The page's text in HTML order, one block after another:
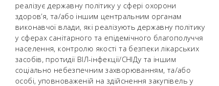
реалізує державну політику у сфері охорони
здоров’я, та/або іншим центральним органам
виконавчої влади, які реалізують державну політику
у сферах санітарного та епідемічного благополуччя
населення, контролю якості та безпеки лікарських
засобів, протидії ВІЛ-інфекції/СНІДу та іншим
соціально небезпечним захворюванням, та/або
особі, уповноваженій на здійснення закупівель у